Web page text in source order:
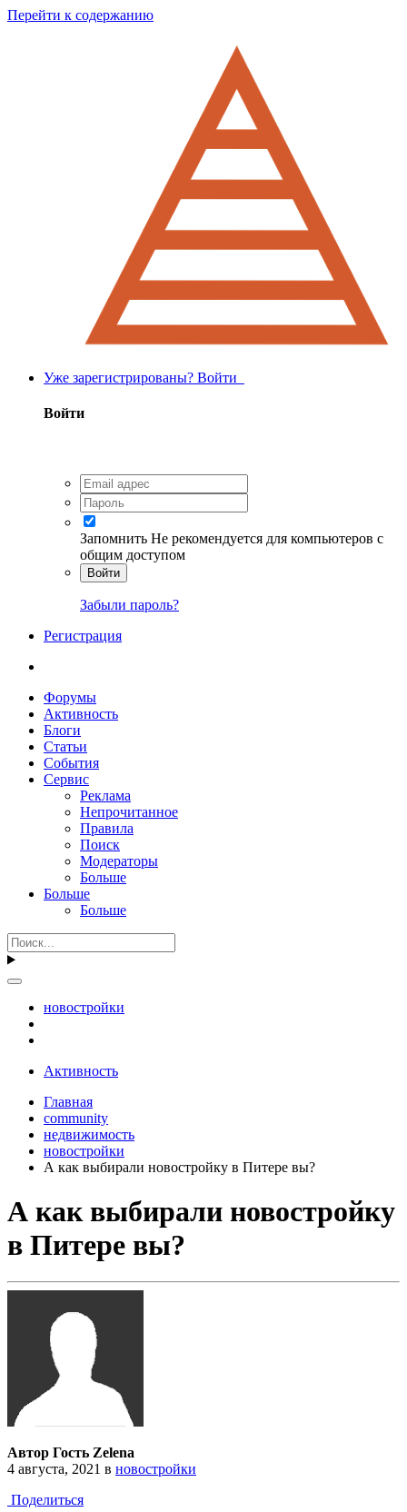
Перейти к содержанию
Уже зарегистрированы? Войти
Войти
Запомнить Не рекомендуется для компьютеров с
общим доступом
Войти
Забыли пароль?
Регистрация
Форумы
Активность
Блоги
Статьи
События
Сервис
Реклама
Непрочитанное
Правила
Поиск
Модераторы
Больше
Больше
Больше
новостройки
Активность
Главная
community
недвижимость
новостройки
А как выбирали новостройку в Питере вы?
А как выбирали новостройку
в Питере вы?
Автор Гость Zelena
4 августа, 2021 в новостройки
Поделиться